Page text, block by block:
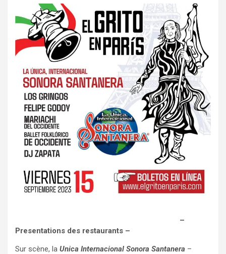
–
Presentations des restaurants –
Sur scène, la Unica Internacional Sonora Santanera –